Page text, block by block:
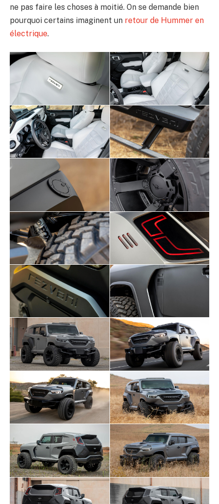
ne pas faire les choses à moitié. On se demande bien
pourquoi certains imaginent un retour de Hummer en
électrique.